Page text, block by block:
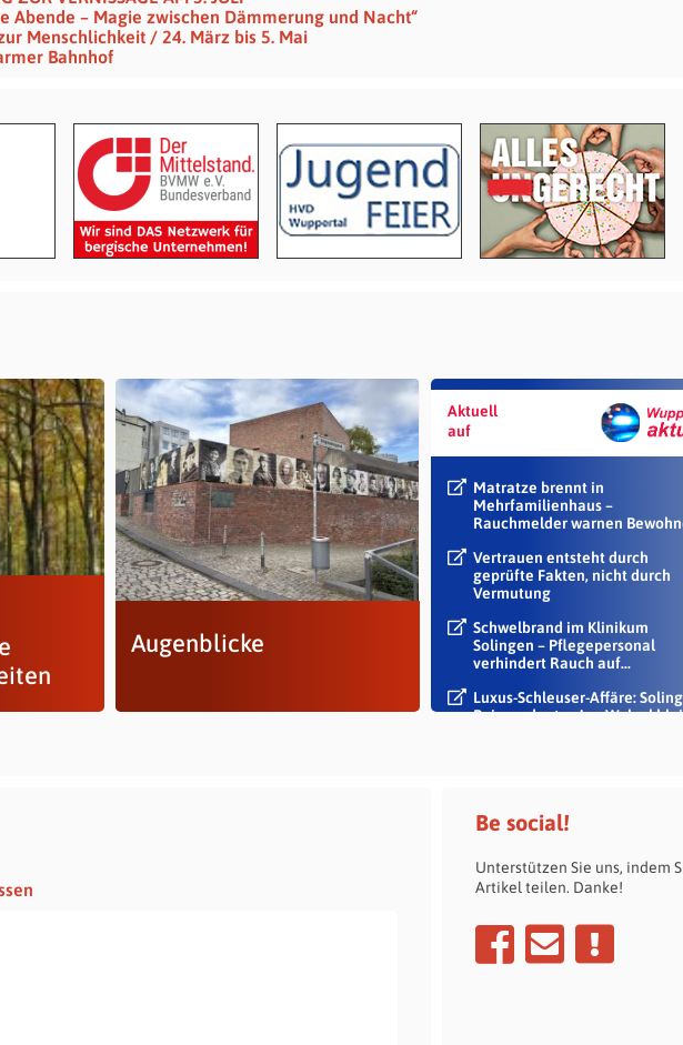
Abende – Magie zwischen Dämmerung und Nacht“
Menschlichkeit / 24. März bis 5. Mai
Bahnhof
Augenblicke
Aktuell
auf
Matratze brennt in
Mehrfamilienhaus –
Rauchmelder warnen
Vertrauen entsteht durch
geprüfte Fakten, nicht durch
Vermutung
Schwelbrand im Klinikum
Solingen – Pflegepersonal
verhindert Rauch auf...
Luxus-Schleuser-Affäre:
Beigeordneter Jan Welzel
Be social!
Unterstützen Sie uns, indem
Artikel teilen. Danke!